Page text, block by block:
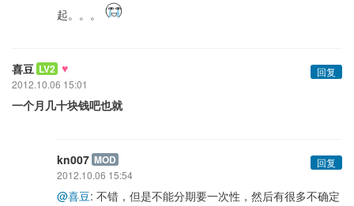
起。。。
喜豆 LV2 ♥
回复
2012.10.06 15:01
一个月几十块钱吧也就
kn007 MOD
回复
2012.10.06 15:54
@喜豆: 不错，但是不能分期要一次性，然后有很多不确定